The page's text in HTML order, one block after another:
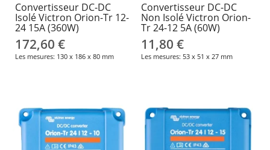
Convertisseur DC-DC
Isolé Victron Orion-Tr 12-
24 15A (360W)
172,60 €
Les mesures: 130 x 186 x 80 mm
Convertisseur DC-DC
Non Isolé Victron Orion-
Tr 24-12 5A (60W)
11,80 €
Les mesures: 53 x 51 x 27 mm